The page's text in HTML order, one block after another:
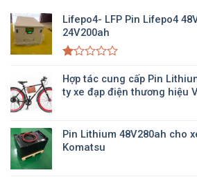
Lifepo4- LFP Pin Lifepo4
24V200ah
xếp
hạng
1.00
Hợp tác cung cấp Pin
ty xe đạp điện thương hiệu
Pin Lithium 48V280ah cho
Komatsu